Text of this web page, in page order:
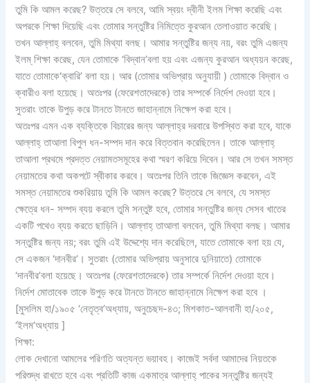
তুমি কি আমল করেছ? উত্তরে সে বলবে, আমি স্বয়ং দ্বীনী ইলম শিক্ষা করেছি এবং
অপরকে শিক্ষা দিয়েছি এবং তোমার সন্তুষ্টির নিমিত্তে কুরআন তেলাওয়াত করেছি।
তখন আল্লাহ্‌ বলবেন, তুমি মিথ্যা বলছ। আমার সন্তুষ্টির জন্য নয়, বরং তুমি এজন্য
ইলম্ শিক্ষা করেছ, যেন তোমাকে ‘বিদ্বান’বলা হয় এবং এজন্য কুরআন অধ্যয়ন করেছ,
যাতে তোমাকে‘ক্বারি’ বলা হয়। আর (তোমার অভিপ্রায় অনুযায়ী ) তোমাকে বিদ্বান ও
ক্বারীও বলা হয়েছে। অতঃপর (ফেরেশতাদেরকে) তার সম্পর্কে নির্দেশ দেওয়া হবে।
সুতরাং তাকে উপুড় করে টানতে টানতে জাহান্নামে নিক্ষেপ করা হবে।
অতঃপর এমন এক ব্যক্তিকে বিচারের জন্য আল্লাহ্‌র দরবারে উপস্থিত করা হবে, যাকে
আল্লাহ্ তাআলা বিপুল ধন-সম্পদ দান করে বিত্তবান করেছিলেন। তাকে আল্লাহ্‌
তাআলা প্রথমে প্রদত্ত নেয়ামতসমূহের কথা স্মরণ করিয়ে দিবেন। আর সে তখন সমস্ত
নেয়ামতের কথা অকপটে স্বীকার করবে। অতঃপর তিনি তাকে জিজ্ঞেস করবেন, এই
সমস্ত নেয়ামতের শুকরিয়ায় তুমি কি আমল করেছ? উত্তরে সে বলবে, যে সমস্ত
ক্ষেত্রে ধন- সম্পদ ব্যয় করলে তুমি সন্তুষ্ট হবে, তোমার সন্তুষ্টির জন্য সেসব খাতের
একটি পথেও ব্যয় করতে ছাড়িনি। আল্লাহ্‌ তাআলা বলবেন, তুমি মিথ্যা বলছ। আমার
সন্তুষ্টির জন্য নয়; বরং তুমি এই উদ্দেশ্যে দান করেছিলে, যাতে তোমাকে বলা হয় যে,
সে একজন ‘দানবীর’। সুতরাং (তোমার অভিপ্রায় অনুসারে দুনিয়াতে) তোমাকে
‘দানবীর’বলা হয়েছে। অতঃপর (ফেরেশতাদেরকে) তার সম্পর্কে নির্দেশ দেওয়া হবে।
নির্দেশ মোতাবেক তাকে উপুড় করে টানতে টানতে জাহান্নামে নিক্ষেপ করা হবে ।
[মুসলিম হা/১৯০৫ ‘নেতৃত্ব’অধ্যায়, অনুচেছদ-৪৩; মিশকাত-আলবানী হা/২০৫,
‘ইলম’অধ্যায় ]
শিক্ষা:
লোক দেখানো আমলের পরিণতি অত্যন্ত ভয়াবহ। কাজেই সর্বদা আমাদের নিয়তকে
পরিশুদ্ধ রাখতে হবে এবং প্রতিটি কাজ একমাত্র আল্লাহ্‌ পাকের সন্তুষ্টির জন্যই